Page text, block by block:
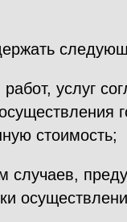
услуг
стоимость;
случаев,